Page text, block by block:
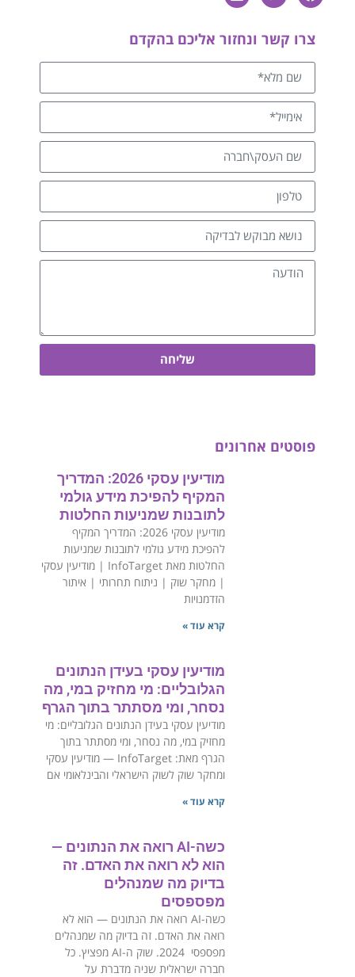
צרו קשר ונחזור אליכם בהקדם
שליחה
פוסטים אחרונים
מודיעין עסקי 2026: המדריך
המקיף להפיכת מידע גולמי
לתובנות שמניעות החלטות
מודיעין עסקי 2026: המדריך המקיף
להפיכת מידע גולמי לתובנות שמניעות
החלטות מאת InfoTarget | מודיעין עסקי
| מחקר שוק | ניתוח תחרותי | איתור
הזדמנויות
קרא עוד »
מודיעין עסקי בעידן הנתונים
הגלובליים: מי מחזיק במי, מה
נסחר, ומי מסתתר בתוך הגרף
‏מודיעין עסקי בעידן הנתונים הגלובליים: מי
מחזיק במי, מה נסחר, ומי מסתתר בתוך
הגרף ‏מאת: InfoTarget — מודיעין עסקי
ומחקר שוק לשוק הישראלי והבינלאומי ‏אם
קרא עוד »
כשה-AI רואה את הנתונים —
הוא לא רואה את האדם. זה
בדיוק מה שמנהלים
מפספסים
כשה-AI רואה את הנתונים — הוא לא
רואה את האדם. זה בדיוק מה שמנהלים
מפספסי ‏2024. שוק ה-AI מפציץ. כל
חברה ישראלית שניה מדברת על